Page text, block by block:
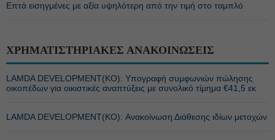
Επτά εισηγμένες με αξία υψηλότερη από την τιμή στο ταμπλό
ΧΡΗΜΑΤΙΣΤΗΡΙΑΚΕΣ ΑΝΑΚΟΙΝΩΣΕΙΣ
LAMDA DEVELOPMENT(ΚΟ): Υπογραφή συμφωνιών πώλησης
οικοπέδων για οικιστικές αναπτύξεις με συνολικό τίμημα €41,5 εκ
LAMDA DEVELOPMENT(ΚΟ): Ανακοίνωση Διάθεσης ιδίων μετοχών